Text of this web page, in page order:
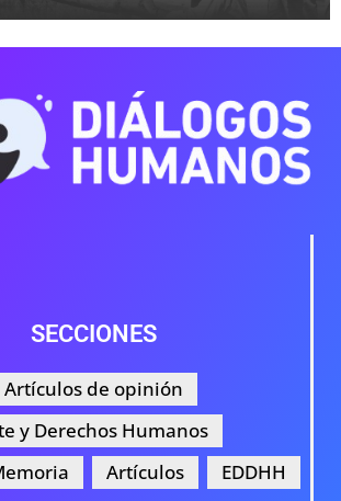
SECCIONES
Artículos de opinión
y Derechos Humanos
Artículos EDDHH